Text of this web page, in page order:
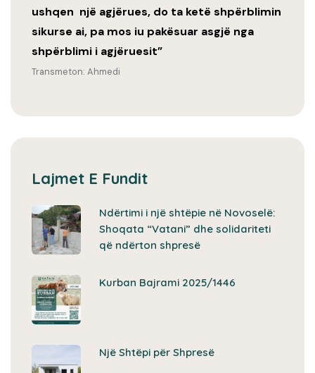
ushqen një agjërues, do ta ketë shpërblimin
sikurse ai, pa mos iu pakësuar asgjë nga
shpërblimi i agjëruesit”
Transmeton: Ahmedi
Lajmet E Fundit
Ndërtimi i një shtëpie në Novoselë:
Shoqata “Vatani” dhe solidariteti
që ndërton shpresë
Kurban Bajrami 2025/1446
Një Shtëpi për Shpresë